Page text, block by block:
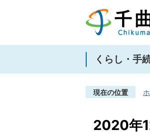
くらし・手
現在の位置
2020年